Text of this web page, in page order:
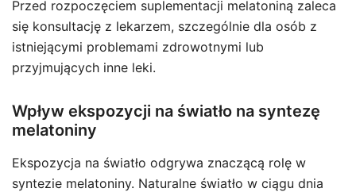
Przed rozpoczęciem suplementacji melatoniną zaleca
się konsultację z lekarzem, szczególnie dla osób z
istniejącymi problemami zdrowotnymi lub
przyjmujących inne leki.
Wpływ ekspozycji na światło na syntezę
melatoniny
Ekspozycja na światło odgrywa znaczącą rolę w
syntezie melatoniny. Naturalne światło w ciągu dnia